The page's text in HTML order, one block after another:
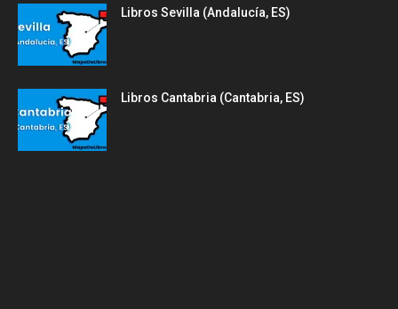
Libros Sevilla (Andalucía, ES)
Libros Cantabria (Cantabria, ES)